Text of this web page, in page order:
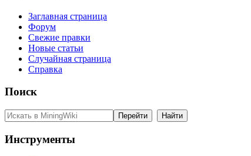
Заглавная страница
Форум
Свежие правки
Новые статьи
Случайная страница
Справка
Поиск
Инструменты